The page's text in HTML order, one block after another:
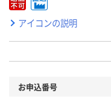
アイコンの説明
お申込番号